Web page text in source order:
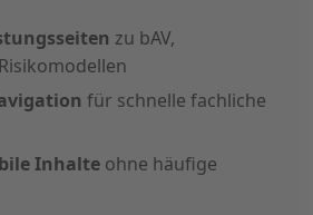
zu bAV,
für schnelle fachliche
Inhalteohne häufige